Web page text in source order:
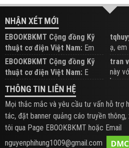
NHẬN XÉT MỚI
EBOOKBKMT Cộng đồng Kỹ
thuật cơ điện Việt Nam: Em
đăng trên Group hỗ trợ nhé
ạ, em
EBOOKBKMT Cộng đồng Kỹ
thuật cơ điện Việt Nam: E
xem hỗ trợ trên Group
tran
này
b...
THÔNG TIN LIÊN HỆ
Mọi thắc mắc và yêu cầu tư vấn hỗ trợ
tác, đặt banner quảng cáo truyền thông,
tôi qua Page EBOOKBKMT hoặc Email
nguyenphihung1009@gmail.com